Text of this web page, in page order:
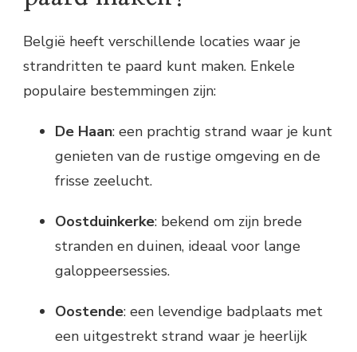
Tips voor een geslaagde strandrit te paard
België heeft verschillende locaties waar je
strandritten te paard kunt maken. Enkele
populaire bestemmingen zijn:
De Haan: een prachtig strand waar je kunt
genieten van de rustige omgeving en de
frisse zeelucht.
Oostduinkerke: bekend om zijn brede
stranden en duinen, ideaal voor lange
galoppeersessies.
Oostende: een levendige badplaats met
een uitgestrekt strand waar je heerlijk